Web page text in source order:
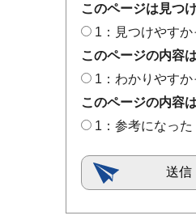
このページは見つ
1：見つけやすか
このページの内容
1：わかりやすか
このページの内容
1：参考になった